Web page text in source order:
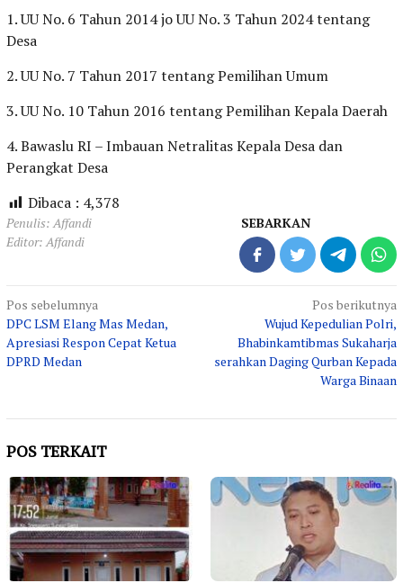
1. UU No. 6 Tahun 2014 jo UU No. 3 Tahun 2024 tentang
Desa
2. UU No. 7 Tahun 2017 tentang Pemilihan Umum
3. UU No. 10 Tahun 2016 tentang Pemilihan Kepala Daerah
4. Bawaslu RI – Imbauan Netralitas Kepala Desa dan
Perangkat Desa
Dibaca : 4,378
Penulis: Affandi
Editor: Affandi
SEBARKAN
Navigasi
pos
Pos sebelumnya
DPC LSM Elang Mas Medan,
Apresiasi Respon Cepat Ketua
DPRD Medan
Pos berikutnya
Wujud Kepedulian Polri,
Bhabinkamtibmas Sukaharja
serahkan Daging Qurban Kepada
Warga Binaan
POS TERKAIT